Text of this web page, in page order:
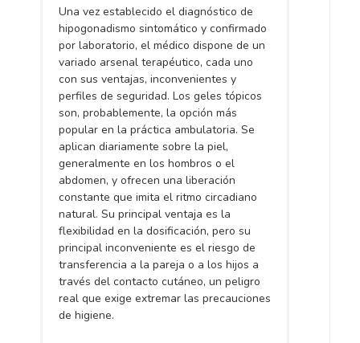
Una vez establecido el diagnóstico de
hipogonadismo sintomático y confirmado
por laboratorio, el médico dispone de un
variado arsenal terapéutico, cada uno
con sus ventajas, inconvenientes y
perfiles de seguridad. Los geles tópicos
son, probablemente, la opción más
popular en la práctica ambulatoria. Se
aplican diariamente sobre la piel,
generalmente en los hombros o el
abdomen, y ofrecen una liberación
constante que imita el ritmo circadiano
natural. Su principal ventaja es la
flexibilidad en la dosificación, pero su
principal inconveniente es el riesgo de
transferencia a la pareja o a los hijos a
través del contacto cutáneo, un peligro
real que exige extremar las precauciones
de higiene.